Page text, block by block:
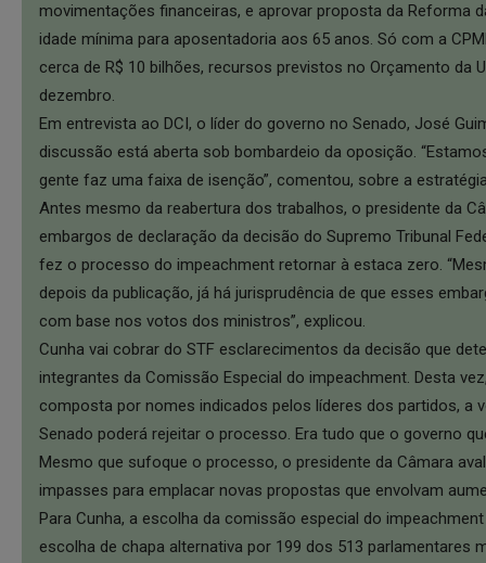
movimentações financeiras, e aprovar proposta da Reforma
idade mínima para aposentadoria aos 65 anos. Só com a
cerca de R$ 10 bilhões, recursos previstos no Orçamento da
dezembro.
Em entrevista ao DCI, o líder do governo no Senado, José
discussão está aberta sob bombardeio da oposição.
gente faz uma faixa de isenção”, comentou, sobre a
Antes mesmo da reabertura dos trabalhos, o presidente da
embargos de declaração da decisão do Supremo Tribunal
fez o processo do impeachment retornar à estaca zero.
depois da publicação, já há jurisprudência de que esses
com base nos votos dos ministros”, explicou.
Cunha vai cobrar do STF esclarecimentos da decisão que
integrantes da Comissão Especial do impeachment. Desta
composta por nomes indicados pelos líderes dos partidos, a
Senado poderá rejeitar o processo. Era tudo que o governo
Mesmo que sufoque o processo, o presidente da Câmara
impasses para emplacar novas propostas que envolvam
Para Cunha, a escolha da comissão especial do
escolha de chapa alternativa por 199 dos 513 parlamentares